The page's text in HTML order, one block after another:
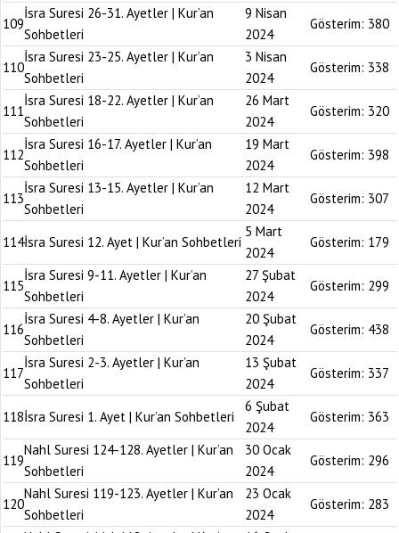
109
İsra Suresi 26-31. Ayetler | Kur’an
Sohbetleri
9 Nisan
2024
Gösterim: 380
110
İsra Suresi 23-25. Ayetler | Kur’an
Sohbetleri
3 Nisan
2024
Gösterim: 338
111
İsra Suresi 18-22. Ayetler | Kur’an
Sohbetleri
26 Mart
2024
Gösterim: 320
112
İsra Suresi 16-17. Ayetler | Kur’an
Sohbetleri
19 Mart
2024
Gösterim: 398
113
İsra Suresi 13-15. Ayetler | Kur’an
Sohbetleri
12 Mart
2024
Gösterim: 307
114İsra Suresi 12. Ayet | Kur’an Sohbetleri
5 Mart
2024
Gösterim: 179
115
İsra Suresi 9-11. Ayetler | Kur’an
Sohbetleri
27 Şubat
2024
Gösterim: 299
116
İsra Suresi 4-8. Ayetler | Kur’an
Sohbetleri
20 Şubat
2024
Gösterim: 438
117
İsra Suresi 2-3. Ayetler | Kur’an
Sohbetleri
13 Şubat
2024
Gösterim: 337
118İsra Suresi 1. Ayet | Kur’an Sohbetleri
6 Şubat
2024
Gösterim: 363
119
Nahl Suresi 124-128. Ayetler | Kur’an
Sohbetleri
30 Ocak
2024
Gösterim: 296
120
Nahl Suresi 119-123. Ayetler | Kur’an
Sohbetleri
23 Ocak
2024
Gösterim: 283